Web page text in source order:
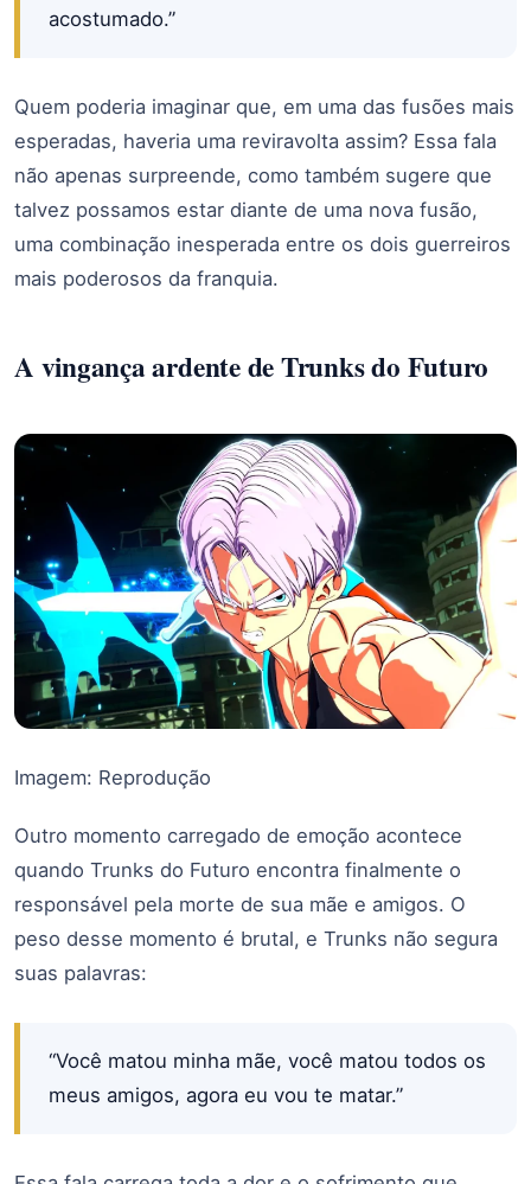
acostumado.”
Quem poderia imaginar que, em uma das fusões mais
esperadas, haveria uma reviravolta assim? Essa fala
não apenas surpreende, como também sugere que
talvez possamos estar diante de uma nova fusão,
uma combinação inesperada entre os dois guerreiros
mais poderosos da franquia.
A vingança ardente de Trunks do Futuro
Imagem: Reprodução
Outro momento carregado de emoção acontece
quando Trunks do Futuro encontra finalmente o
responsável pela morte de sua mãe e amigos. O
peso desse momento é brutal, e Trunks não segura
suas palavras:
“Você matou minha mãe, você matou todos os
meus amigos, agora eu vou te matar.”